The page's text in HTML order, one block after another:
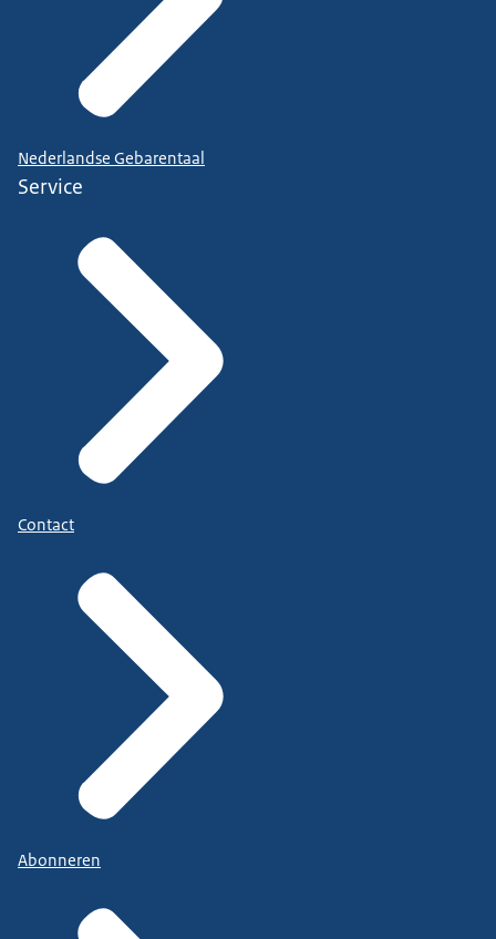
Nederlandse Gebarentaal
Service
Contact
Abonneren